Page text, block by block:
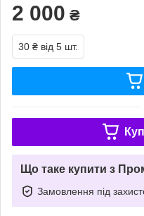
2 000 ₴
30 ₴ від 5 шт.
Що таке купити з
Замовлення під